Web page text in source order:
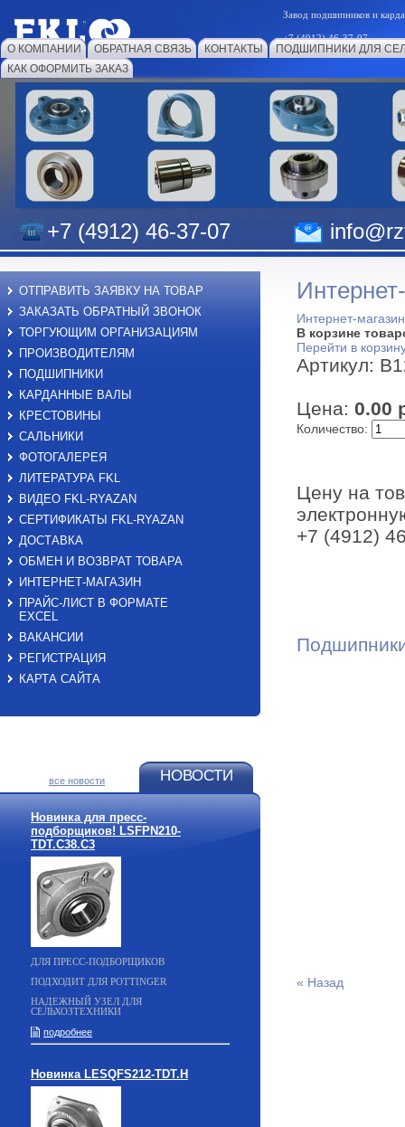
Завод подшипников и
+7 (4912) 46-37-07
О КОМПАНИИ ОБРАТНАЯ СВЯЗЬ КОНТАКТЫ
ПОДШИПНИКИ ДЛЯ
КАК ОФОРМИТЬ ЗАКАЗ
+7 (4912) 46-37-07
Интернет-магазин
В корзине
Перейти в
Артикул:
Цена: 0.00
Количество:
Цену на
+7 (4912)
« Назад
ОТПРАВИТЬ ЗАЯВКУ НА ТОВАР
ЗАКАЗАТЬ ОБРАТНЫЙ ЗВОНОК
ТОРГУЮЩИМ ОРГАНИЗАЦИЯМ
ПРОИЗВОДИТЕЛЯМ
ПОДШИПНИКИ
КАРДАННЫЕ ВАЛЫ
КРЕСТОВИНЫ
САЛЬНИКИ
ФОТОГАЛЕРЕЯ
ЛИТЕРАТУРА FKL
ВИДЕО FKL-RYAZAN
СЕРТИФИКАТЫ FKL-RYAZAN
ДОСТАВКА
ОБМЕН И ВОЗВРАТ ТОВАРА
ИНТЕРНЕТ-МАГАЗИН
ПРАЙС-ЛИСТ В ФОРМАТЕ
EXСEL
ВАКАНСИИ
РЕГИСТРАЦИЯ
КАРТА САЙТА
НОВОСТИ
все новости
Новинка для пресс-
подборщиков! LSFPN210-
TDT.C38.C3
ДЛЯ ПРЕСС-ПОДБОРЩИКОВ
ПОДХОДИТ ДЛЯ POTTINGER
НАДЕЖНЫЙ УЗЕЛ ДЛЯ
СЕЛЬХОЗТЕХНИКИ
подробнее
Новинка LESQFS212-TDT.H